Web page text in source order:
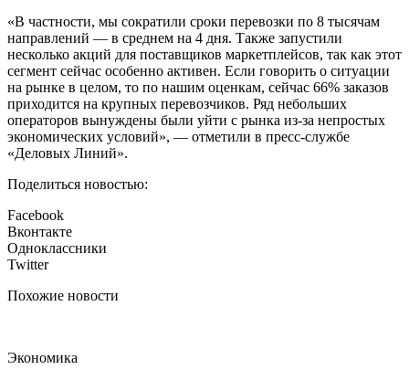
«В частности, мы сократили сроки перевозки по 8 тысячам
направлений — в среднем на 4 дня. Также запустили
несколько акций для поставщиков маркетплейсов, так как этот
сегмент сейчас особенно активен. Если говорить о ситуации
на рынке в целом, то по нашим оценкам, сейчас 66% заказов
приходится на крупных перевозчиков. Ряд небольших
операторов вынуждены были уйти с рынка из-за непростых
экономических условий», — отметили в пресс-службе
«Деловых Линий».
Поделиться новостью:
Facebook
Вконтакте
Одноклассники
Twitter
Похожие новости
Экономика